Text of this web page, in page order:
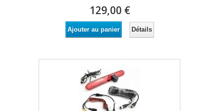
129,00 €
Ajouter au panier Détails